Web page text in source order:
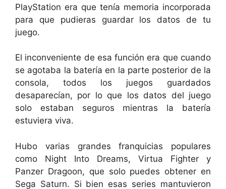
PlayStation era que tenía memoria incorporada
para que pudieras guardar los datos de tu
juego.
El inconveniente de esa función era que cuando
se agotaba la batería en la parte posterior de la
consola, todos los juegos guardados
desaparecían, por lo que los datos del juego
solo estaban seguros mientras la batería
estuviera viva.
Hubo varias grandes franquicias populares
como Night Into Dreams, Virtua Fighter y
Panzer Dragoon, que solo puedes obtener en
Sega Saturn. Si bien esas series mantuvieron